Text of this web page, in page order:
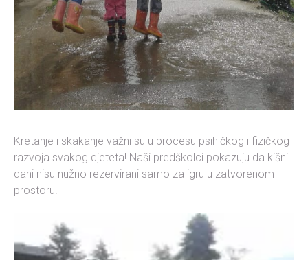
Kretanje i skakanje važni su u procesu psihičkog i fizičkog
razvoja svakog djeteta! Naši predškolci pokazuju da kišni
dani nisu nužno rezervirani samo za igru u zatvorenom
prostoru.